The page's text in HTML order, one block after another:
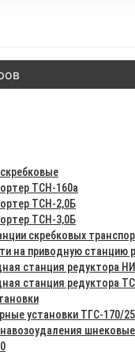
ТСН-160а
ТСН-2,0Б
ТСН-3,0Б
скребковых
на приводную станцию
станция редуктора
станция редуктора
установки ТГС-170/
шнековые